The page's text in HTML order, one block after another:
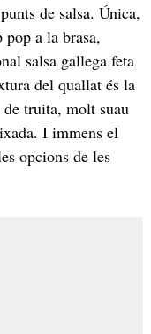
de salsa. Única,
a la brasa,
salsa gallega feta
del quallat és la
de truita, molt suau
I immens el
opcions de les